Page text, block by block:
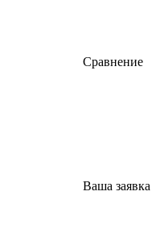
Сравнение
Ваша заявка